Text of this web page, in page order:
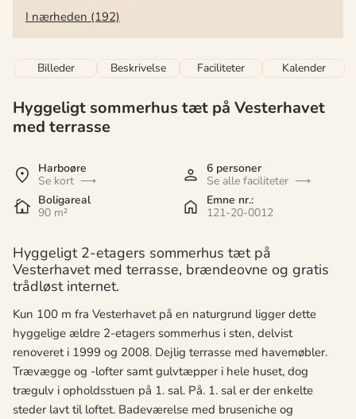
I nærheden (192)
Billeder Beskrivelse Faciliteter Kalender
Hyggeligt sommerhus tæt på Vesterhavet
med terrasse
Harboøre
Se kort
6 personer
Se alle faciliteter
Boligareal
90 m²
Emne nr.:
121-20-0012
Hyggeligt 2-etagers sommerhus tæt på
Vesterhavet med terrasse, brændeovne og gratis
trådløst internet.
Kun 100 m fra Vesterhavet på en naturgrund ligger dette
hyggelige ældre 2-etagers sommerhus i sten, delvist
renoveret i 1999 og 2008. Dejlig terrasse med havemøbler.
Trævægge og -lofter samt gulvtæpper i hele huset, dog
trægulv i opholdsstuen på 1. sal. På. 1. sal er der enkelte
steder lavt til loftet. Badeværelse med bruseniche og